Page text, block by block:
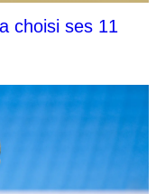
choisi ses 11